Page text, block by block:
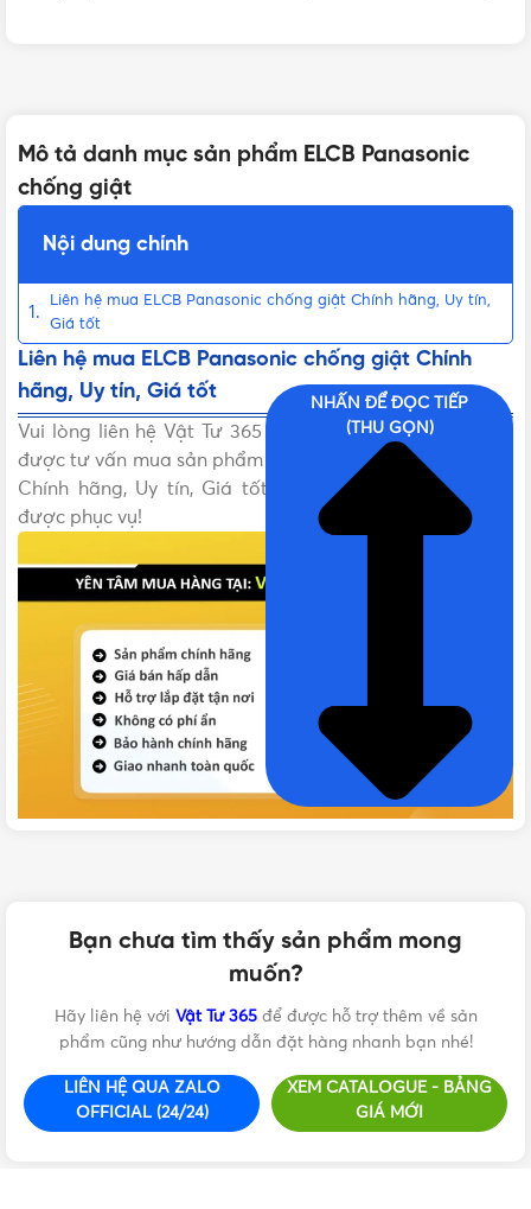
Mô tả danh mục sản phẩm ELCB Panasonic
chống giật
Nội dung chính
Liên hệ mua ELCB Panasonic chống giật Chính hãng, Uy tín,
Giá tốt
Liên hệ mua ELCB Panasonic chống giật Chính
hãng, Uy tín, Giá tốt
Vui lòng liên hệ Vật Tư 365 theo các kênh bên dưới để
được tư vấn mua sản phẩm ELCB Panasonic chống giật
Chính hãng, Uy tín, Giá tốt. Vật Tư 365 rất hân hạnh
được phục vụ!
Email:cskh@vattu365.com
https://vattu365.com/
Showroom:
13 đường số 7, P. An Lạc A, Q. Bình Tân,
TPHCM(Click xem đường)
NHẤN ĐỂ ĐỌC TIẾP
(THU GỌN)
Bạn chưa tìm thấy sản phẩm mong
muốn?
Hãy liên hệ với Vật Tư 365để được hỗ trợ thêm về sản
phẩm cũng như hướng dẫn đặt hàng nhanh bạn nhé!
LIÊN HỆ QUA ZALO
OFFICIAL (24/24)
XEM CATALOGUE - BẢNG
GIÁ MỚI